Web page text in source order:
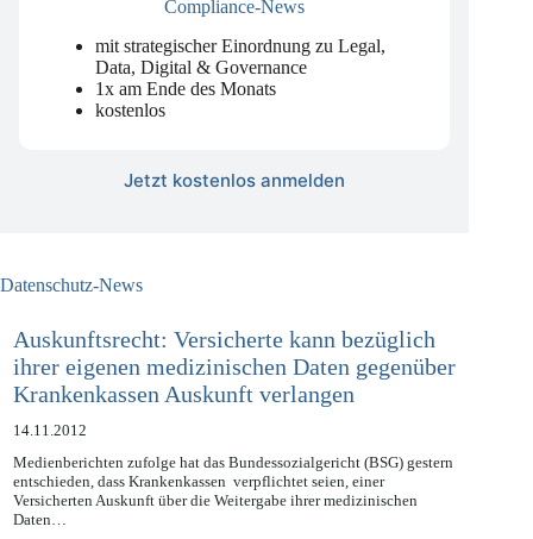
mit strategischer Einordnung zu Legal,
Data, Digital & Governance
1x am Ende des Monats
Auskunftsrecht: Versicherte kann bezüglich
ihrer eigenen medizinischen Daten gegenüber
Krankenkassen Auskunft verlangen
14.11.2012
Medienberichten zufolge hat das Bundessozialgericht (BSG) gestern
entschieden, dass Krankenkassen verpflichtet seien, einer
Versicherten Auskunft über die Weitergabe ihrer medizinischen